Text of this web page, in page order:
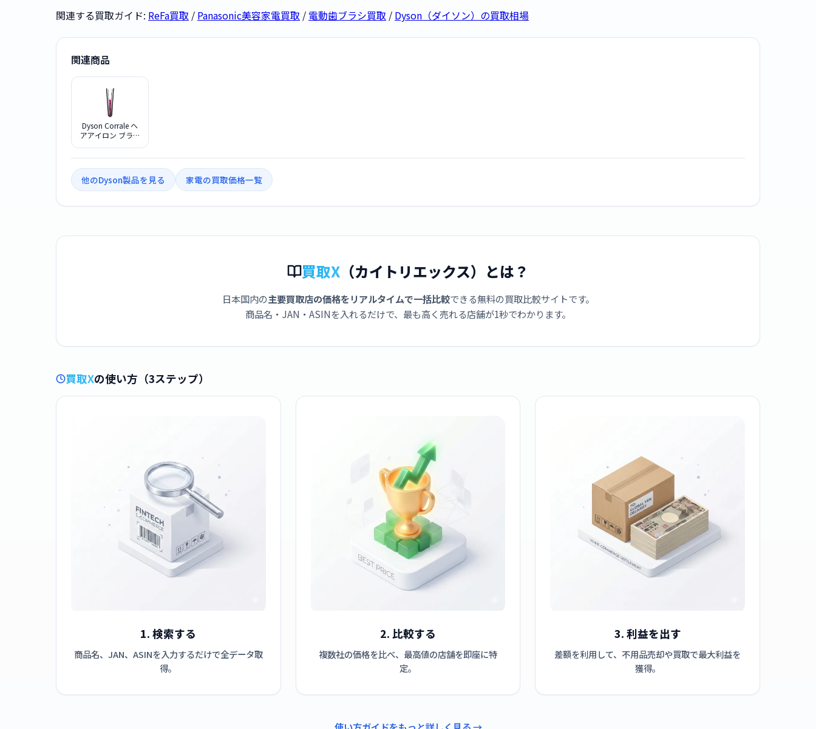
関連する買取ガイド: ReFa買取 / Panasonic美容家電買取 / 電動歯ブラシ買取 / Dyson（ダイソン）の買取相場
関連商品
Dyson Corrale ヘ
アアイロン ブラッ
他のDyson製品を見る 家電の買取価格一覧
買取X （カイトリエックス）とは？
日本国内の主要買取店の価格をリアルタイムで一括比較できる無料の買取比較サイトです。
商品名・JAN・ASINを入れるだけで、最も高く売れる店舗が1秒でわかります。
買取Xの使い方（3ステップ）
1. 検索する
商品名、JAN、ASINを入力するだけで全データ取
得。
2. 比較する
複数社の価格を比べ、最高値の店舗を即座に特
定。
3. 利益を出す
差額を利用して、不用品売却や買取で最大利益を
獲得。